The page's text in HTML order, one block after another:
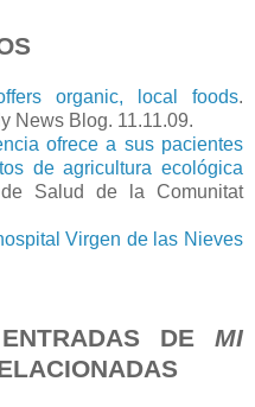
organic, local foods.
News Blog. 11.11.09.
ofrece a sus pacientes
de agricultura ecológica
Salud de la Comunitat
Virgen de las Nieves
DE MI